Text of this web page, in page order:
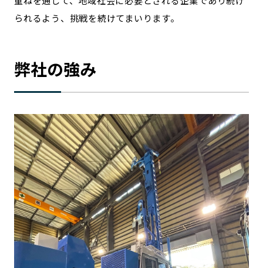
られるよう、挑戦を続けてまいります。
弊社の強み